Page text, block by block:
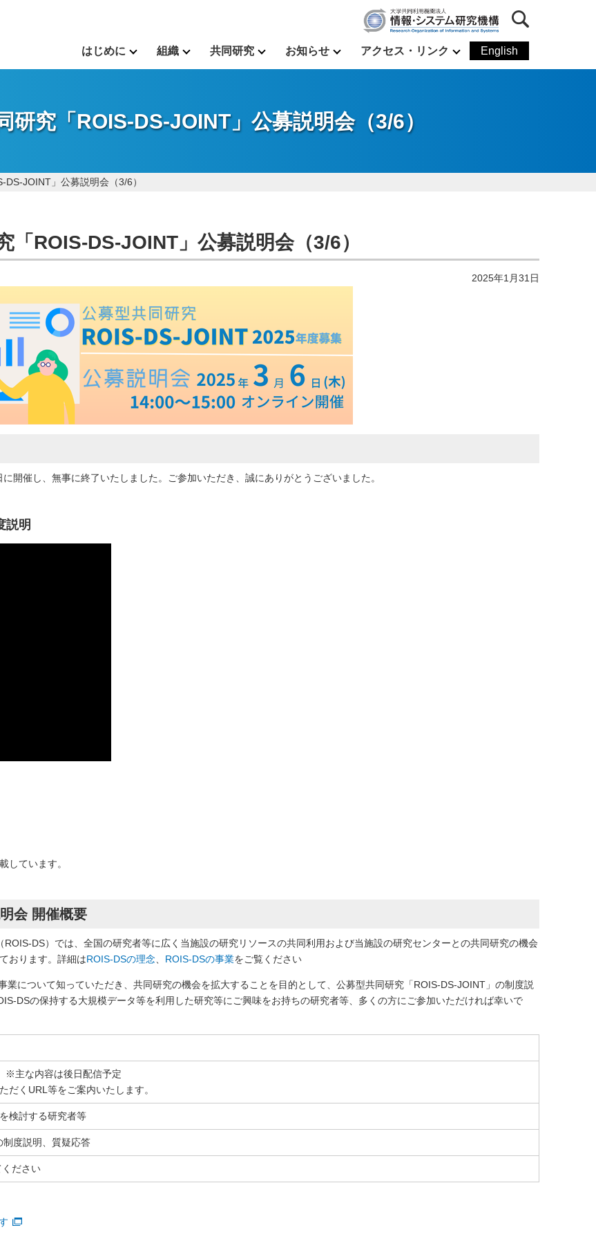
はじめに 組織 共同研究 お知らせ アクセス・リンク English
研究「ROIS-DS-JOINT」公募説明会（3/6）
DS-JOINT」公募説明会（3/6）
「ROIS-DS-JOINT」公募説明会（3/6）
2025年1月31日
開催し、無事に終了いたしました。ご参加いただき、誠にありがとうございました。
説明
しています。
会 開催概要
DS）では、全国の研究者等に広く当施設の研究リソースの共同利用および当施設の研究センターとの共同研究の機会
おります。詳細はROIS-DSの理念 ROIS-DSの事業をご覧ください
について知っていただき、共同研究の機会を拡大することを目的として、公募型共同研究「ROIS-DS-JOINT」の制度説
DSの保持する大規模データ等を利用した研究等にご興味をお持ちの研究者等、多くの方にご参加いただければ幸いで
※主な内容は後日配信予定
だくURL等をご案内いたします。
検討する研究者等
度説明、質疑応答
ださい